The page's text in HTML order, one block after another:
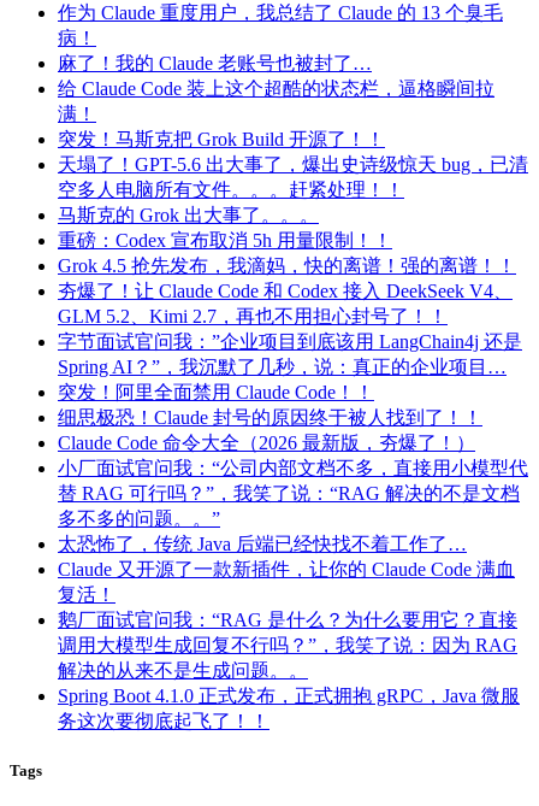
作为 Claude 重度用户，我总结了 Claude 的 13 个臭毛
病！
麻了！我的 Claude 老账号也被封了…
给 Claude Code 装上这个超酷的状态栏，逼格瞬间拉
满！
突发！马斯克把 Grok Build 开源了！！
天塌了！GPT-5.6 出大事了，爆出史诗级惊天 bug，已清
空多人电脑所有文件。。。赶紧处理！！
马斯克的 Grok 出大事了。。。
重磅：Codex 宣布取消 5h 用量限制！！
Grok 4.5 抢先发布，我滴妈，快的离谱！强的离谱！！
夯爆了！让 Claude Code 和 Codex 接入 DeekSeek V4、
GLM 5.2、Kimi 2.7，再也不用担心封号了！！
字节面试官问我：”企业项目到底该用 LangChain4j 还是
Spring AI？”，我沉默了几秒，说：真正的企业项目…
突发！阿里全面禁用 Claude Code！！
细思极恐！Claude 封号的原因终于被人找到了！！
Claude Code 命令大全（2026 最新版，夯爆了！）
小厂面试官问我：“公司内部文档不多，直接用小模型代
替 RAG 可行吗？”，我笑了说：“RAG 解决的不是文档
多不多的问题。。”
太恐怖了，传统 Java 后端已经快找不着工作了…
Claude 又开源了一款新插件，让你的 Claude Code 满血
复活！
鹅厂面试官问我：“RAG 是什么？为什么要用它？直接
调用大模型生成回复不行吗？”，我笑了说：因为 RAG
解决的从来不是生成问题。。
Spring Boot 4.1.0 正式发布，正式拥抱 gRPC，Java 微服
务这次要彻底起飞了！！
Tags